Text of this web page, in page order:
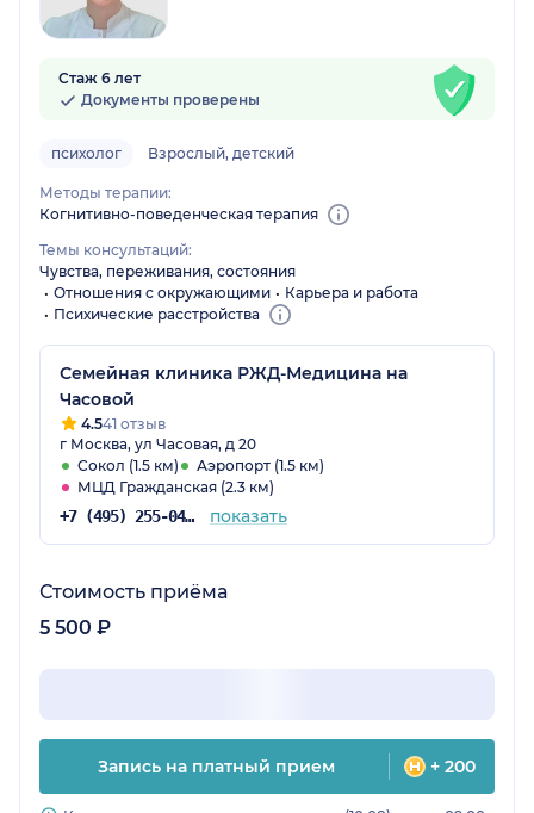
Стаж 6 лет
Документы проверены
психолог Взрослый, детский
Методы терапии:
Когнитивно-поведенческая терапия
Темы консультаций:
Чувства, переживания, состояния
Отношения с окружающими
Карьера и работа
Психические расстройства
Семейная клиника РЖД-Медицина на
Часовой
4.541 отзыв
г Москва, ул Часовая, д 20
Сокол (1.5 км)
Аэропорт (1.5 км)
МЦД Гражданская (2.3 км)
+7 (495) 255-04-27 показать
Стоимость приёма
5 500 ₽
Запись на платный прием + 200